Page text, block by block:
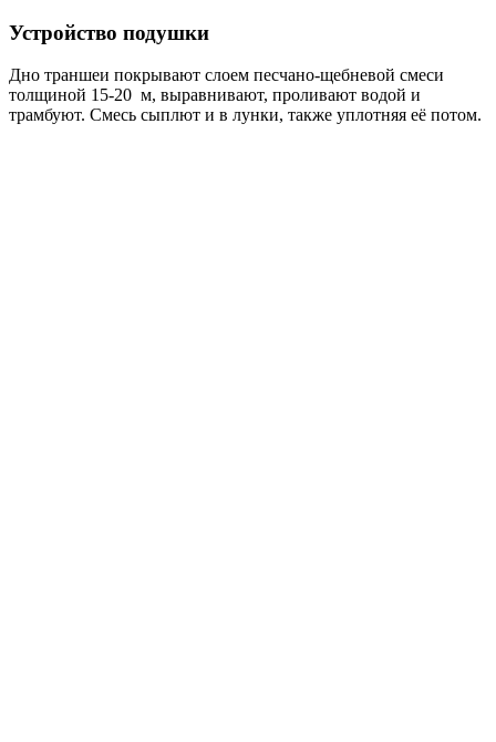
Устройство подушки
Дно траншеи покрывают слоем песчано-щебневой смеси
толщиной 15-20 м, выравнивают, проливают водой и
трамбуют. Смесь сыплют и в лунки, также уплотняя её потом.